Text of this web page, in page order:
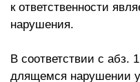
к ответственности
нарушения.
В соответствии с абз.
длящемся нарушении